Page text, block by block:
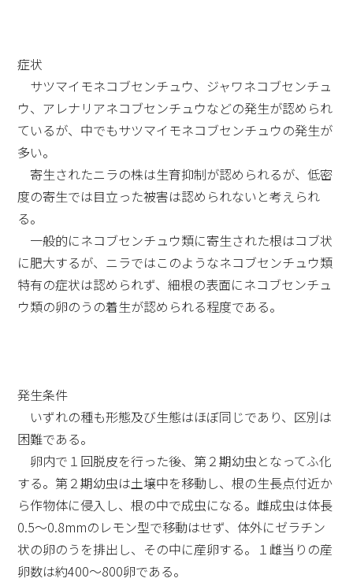
症状
サツマイモネコブセンチュウ、ジャワネコブセンチュ
ウ、アレナリアネコブセンチュウなどの発生が認められ
ているが、中でもサツマイモネコブセンチュウの発生が
多い。
寄生されたニラの株は生育抑制が認められるが、低密
度の寄生では目立った被害は認められないと考えられ
る。
一般的にネコブセンチュウ類に寄生された根はコブ状
に肥大するが、ニラではこのようなネコブセンチュウ類
特有の症状は認められず、細根の表面にネコブセンチュ
ウ類の卵のうの着生が認められる程度である。
発生条件
いずれの種も形態及び生態はほぼ同じであり、区別は
困難である。
卵内で１回脱皮を行った後、第２期幼虫となってふ化
する。第２期幼虫は土壌中を移動し、根の生長点付近か
ら作物体に侵入し、根の中で成虫になる。雌成虫は体長
0.5～0.8mmのレモン型で移動はせず、体外にゼラチン
状の卵のうを排出し、その中に産卵する。１雌当りの産
卵数は約400～800卵である。